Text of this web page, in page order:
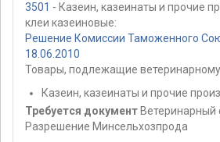
3501 - Казеин, казеинаты и прочие
клеи казеиновые:
Решение Комиссии Таможенного
18.06.2010
Товары, подлежащие
Казеин, казеинаты и прочие
Требуется документ Ветеринарный
Разрешение Минсельхозпрода